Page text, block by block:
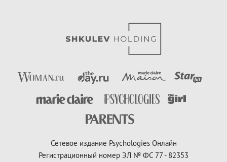
Сетевое издание Psychologies Онлайн
Регистрационный номер ЭЛ № ФС 77 - 82353